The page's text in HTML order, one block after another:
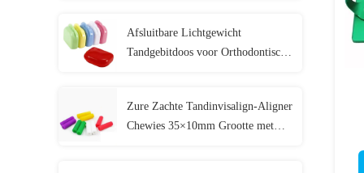
Afsluitbare Lichtgewicht
Tandgebitdoos voor Orthodontische
Zure Zachte Tandinvisalign-Aligner
Chewies 35×10mm Grootte met